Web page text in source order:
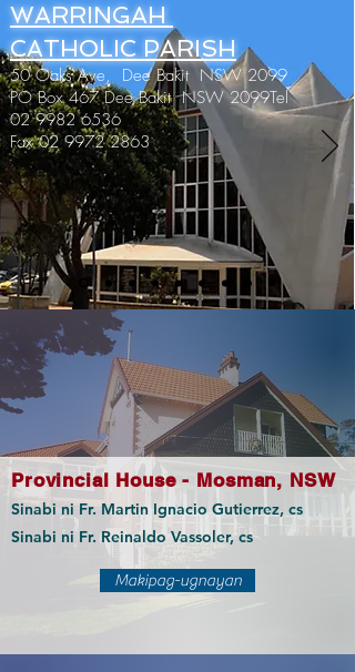
WARRINGAH
CATHOLIC PARISH
50 Oaks Ave, Dee Bakit NSW 2099
PO Box 467 Dee Bakit NSW 2099Tel
02 9982 6536
Fax02 9972 2863
Provincial House - Mosman, NSW
Sinabi ni Fr. Martin Ignacio Gutierrez, cs
Sinabi ni Fr. Reinaldo Vassoler, cs
Makipag-ugnayan